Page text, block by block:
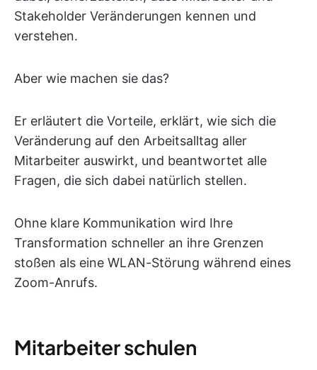
Stakeholder Veränderungen kennen und
verstehen.
Aber wie machen sie das?
Er erläutert die Vorteile, erklärt, wie sich die
Veränderung auf den Arbeitsalltag aller
Mitarbeiter auswirkt, und beantwortet alle
Fragen, die sich dabei natürlich stellen.
Ohne klare Kommunikation wird Ihre
Transformation schneller an ihre Grenzen
stoßen als eine WLAN-Störung während eines
Zoom-Anrufs.
Mitarbeiter schulen